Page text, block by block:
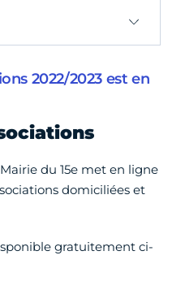
2022/2023 est en
du 15e met en ligne
domiciliées et
gratuitement ci-